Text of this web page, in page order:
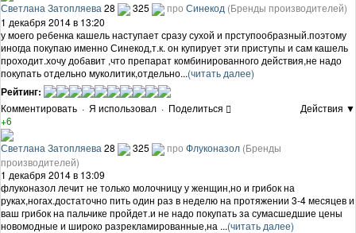
Светлана Затопляева 28 325 про Синекод (Бренды производителей)
1 декабря 2014 в 13:20
у моего ребенка кашель наступает сразу сухой и прступообразный.поэтому
иногда покупаю именно Синекод,т.к. он купирует эти приступы и сам кашель
проходит.хочу добавит ,что препарат комбинированного действия,не надо
покупать отдельно муколитик,отдельно...(читать далее)
Рейтинг:
Комментировать · Я использовал · Поделиться
Действия ▼
+6
Светлана Затопляева 28 325 про Флуконазол (Бренды
производителей)
1 декабря 2014 в 13:09
флуконазол лечит не только молочницу у женщин,но и грибок на
руках,ногах.достаточно пить один раз в неделю на протяжении 3-4 месяцев и
ваш грибок на пальчике пройдет.и не надо покупать за сумасшедшие цены
новомодные и широко разрекламированные,на ...(читать далее)